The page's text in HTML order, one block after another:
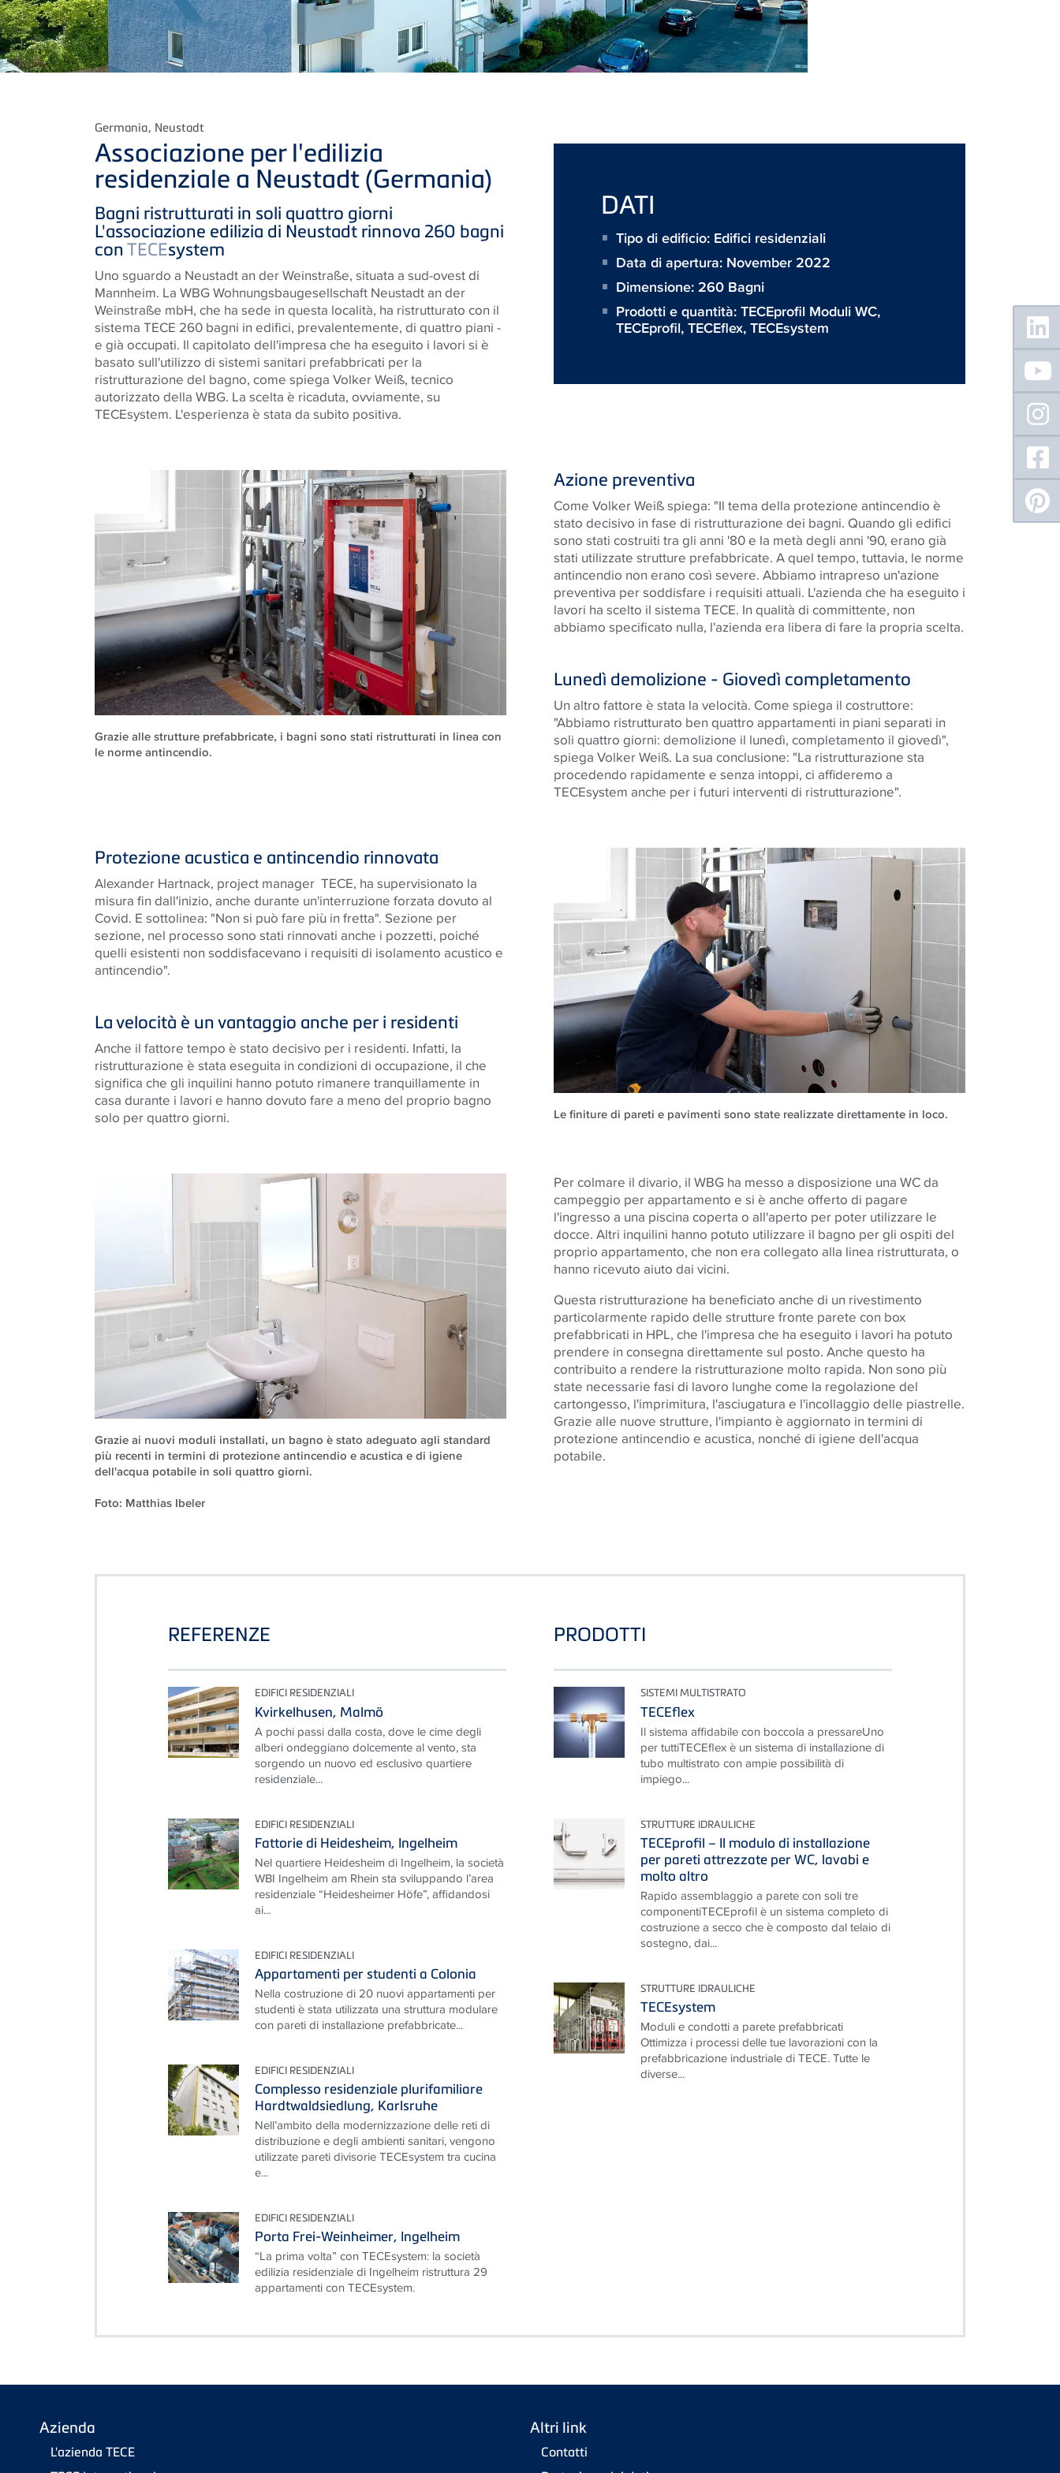
Germania, Neustadt
Associazione per l'edilizia
residenziale a Neustadt (Germania)
Bagni ristrutturati in soli quattro giorni
L'associazione edilizia di Neustadt rinnova 260 bagni
conTECEsystem
Uno sguardo a Neustadt an der Weinstraße, situata a sud-ovest di
Mannheim. La WBG Wohnungsbaugesellschaft Neustadt an der
Weinstraße mbH, che ha sede in questa località, ha ristrutturato con il
sistema TECE 260 bagni in edifici, prevalentemente, di quattro piani -
e già occupati. Il capitolato dell'impresa che ha eseguito i lavori si è
basato sull'utilizzo di sistemi sanitari prefabbricati per la
ristrutturazione del bagno, come spiega Volker Weiß, tecnico
autorizzato della WBG. La scelta è ricaduta, ovviamente, su
TECEsystem. L'esperienza è stata da subito positiva.
DATI
Tipo di edificio: Edifici residenziali
Data di apertura: November 2022
Dimensione:260 Bagni
Prodotti e quantità:TECEprofil Moduli WC,
TECEprofil, TECEflex, TECEsystem
Grazie alle strutture prefabbricate, i bagni sono stati ristrutturati in linea con
le norme antincendio.
Azione preventiva
Come Volker Weiß spiega: "Il tema della protezione antincendio è
stato decisivo in fase di ristrutturazione dei bagni. Quando gli edifici
sono stati costruiti tra gli anni '80 e la metà degli anni '90, erano già
stati utilizzate strutture prefabbricate. A quel tempo, tuttavia, le norme
antincendio non erano così severe. Abbiamo intrapreso un'azione
preventiva per soddisfare i requisiti attuali. L'azienda che ha eseguito i
lavori ha scelto il sistema TECE. In qualità di committente, non
abbiamo specificato nulla, l'azienda era libera di fare la propria scelta.
Lunedì demolizione - Giovedì completamento
Un altro fattore è stata la velocità. Come spiega il costruttore:
"Abbiamo ristrutturato ben quattro appartamenti in piani separati in
soli quattro giorni: demolizione il lunedì, completamento il giovedì",
spiega Volker Weiß. La sua conclusione: "La ristrutturazione sta
procedendo rapidamente e senza intoppi, ci affideremo a
TECEsystem anche per i futuri interventi di ristrutturazione".
Protezione acustica e antincendio rinnovata
Alexander Hartnack, project manager TECE, ha supervisionato la
misura fin dall'inizio, anche durante un'interruzione forzata dovuto al
Covid. E sottolinea: "Non si può fare più in fretta". Sezione per
sezione, nel processo sono stati rinnovati anche i pozzetti, poiché
quelli esistenti non soddisfacevano i requisiti di isolamento acustico e
antincendio".
La velocità è un vantaggio anche per i residenti
Anche il fattore tempo è stato decisivo per i residenti. Infatti, la
ristrutturazione è stata eseguita in condizioni di occupazione, il che
significa che gli inquilini hanno potuto rimanere tranquillamente in
casa durante i lavori e hanno dovuto fare a meno del proprio bagno
solo per quattro giorni.
Le finiture di pareti e pavimenti sono state realizzate direttamente in loco.
Grazie ai nuovi moduli installati, un bagno è stato adeguato agli standard
più recenti in termini di protezione antincendio e acustica e di igiene
dell'acqua potabile in soli quattro giorni.
Foto: Matthias Ibeler
Per colmare il divario, il WBG ha messo a disposizione una WC da
campeggio per appartamento e si è anche offerto di pagare
l'ingresso a una piscina coperta o all'aperto per poter utilizzare le
docce. Altri inquilini hanno potuto utilizzare il bagno per gli ospiti del
proprio appartamento, che non era collegato alla linea ristrutturata, o
hanno ricevuto aiuto dai vicini.
Questa ristrutturazione ha beneficiato anche di un rivestimento
particolarmente rapido delle strutture fronte parete con box
prefabbricati in HPL, che l'impresa che ha eseguito i lavori ha potuto
prendere in consegna direttamente sul posto. Anche questo ha
contribuito a rendere la ristrutturazione molto rapida. Non sono più
state necessarie fasi di lavoro lunghe come la regolazione del
cartongesso, l'imprimitura, l'asciugatura e l'incollaggio delle piastrelle.
Grazie alle nuove strutture, l'impianto è aggiornato in termini di
protezione antincendio e acustica, nonché di igiene dell'acqua
potabile.
REFERENZE
EDIFICI RESIDENZIALI
Kvirkelhusen, Malmö
A pochi passi dalla costa, dove le cime degli
alberi ondeggiano dolcemente al vento, sta
sorgendo un nuovo ed esclusivo quartiere
residenziale...
EDIFICI RESIDENZIALI
Fattorie di Heidesheim, Ingelheim
Nel quartiere Heidesheim di Ingelheim, la società
WBI Ingelheim am Rhein sta sviluppando l’area
residenziale “Heidesheimer Höfe”, affidandosi
ai...
EDIFICI RESIDENZIALI
Appartamenti per studenti a Colonia
Nella costruzione di 20 nuovi appartamenti per
studenti è stata utilizzata una struttura modulare
con pareti di installazione prefabbricate...
EDIFICI RESIDENZIALI
Complesso residenziale plurifamiliare
Hardtwaldsiedlung, Karlsruhe
Nell’ambito della modernizzazione delle reti di
distribuzione e degli ambienti sanitari, vengono
utilizzate pareti divisorie TECEsystem tra cucina
e...
EDIFICI RESIDENZIALI
Porta Frei-Weinheimer, Ingelheim
“La prima volta” con TECEsystem: la società
edilizia residenziale di Ingelheim ristruttura 29
appartamenti con TECEsystem.
PRODOTTI
SISTEMI MULTISTRATO
TECEflex
Il sistema affidabile con boccola a pressareUno
per tuttiTECEflex è un sistema di installazione di
tubo multistrato con ampie possibilità di
impiego...
STRUTTURE IDRAULICHE
TECEprofil – Il modulo di installazione
per pareti attrezzate per WC, lavabi e
molto altro
Rapido assemblaggio a parete con soli tre
componentiTECEprofil è un sistema completo di
costruzione a secco che è composto dal telaio di
sostegno, dai...
STRUTTURE IDRAULICHE
TECEsystem
Moduli e condotti a parete prefabbricati
Ottimizza i processi delle tue lavorazioni con la
prefabbricazione industriale di TECE. Tutte le
diverse...
Azienda
L'azienda TECE
Altri link
Contatti
Floating